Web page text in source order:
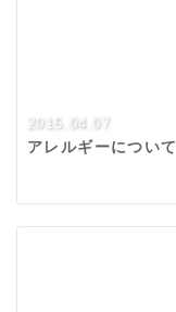
2015.04.07
アレルギーについて